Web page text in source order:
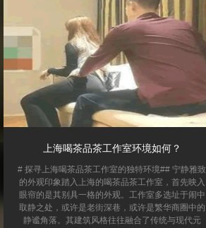
上海喝茶品茶工作室环境如何？
# 探寻上海喝茶品茶工作室的独特环境## 宁静雅致
的外观印象踏入上海的喝茶品茶工作室，首先映入
眼帘的是其别具一格的外观。工作室多选址于闹中
取静之处，或许是老街深巷，或许是繁华商圈中的
静谧角落。其建筑风格往往融合了传统与现代元